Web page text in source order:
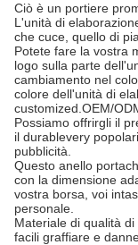
Ciò è un portiere
L'unità di
che cuce, quello di
Potete fare la vostra
logo sulla parte
cambiamento nel
colore dell'unità di
customized.OEM/
Possiamo offrirgli il
il durablevery
pubblicità.
Questo anello
con la dimensione
vostra borsa, voi
personale.
Materiale di qualità
facili graffiare e